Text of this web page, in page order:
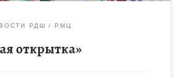
РДШ РМЦ
открытка»